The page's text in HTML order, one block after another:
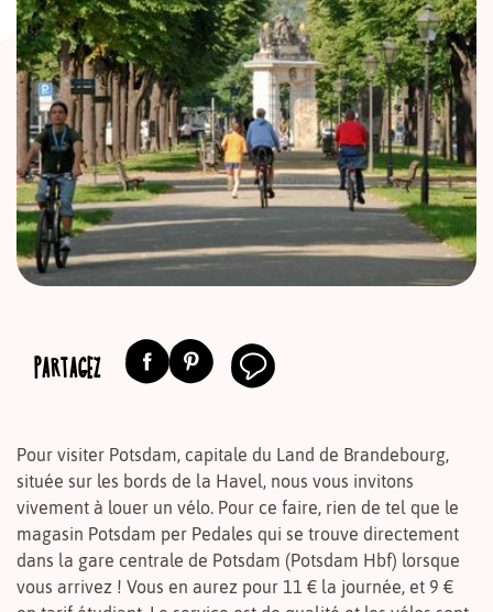
PARTAGEZ
Pour visiter Potsdam, capitale du Land de Brandebourg,
située sur les bords de la Havel, nous vous invitons
vivement à louer un vélo. Pour ce faire, rien de tel que le
magasin Potsdam per Pedales qui se trouve directement
dans la gare centrale de Potsdam (Potsdam Hbf) lorsque
vous arrivez ! Vous en aurez pour 11 € la journée, et 9 €